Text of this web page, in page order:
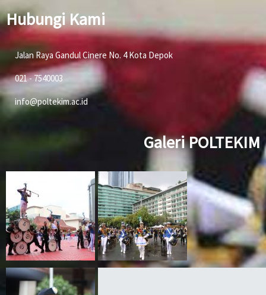
Hubungi Kami
Jalan Raya Gandul Cinere No. 4 Kota Depok
021 - 7540003
info@poltekim.ac.id
Galeri POLTEKIM